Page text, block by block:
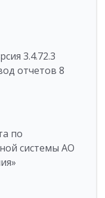
3.4.72.3
отчетов 8
по
системы АО